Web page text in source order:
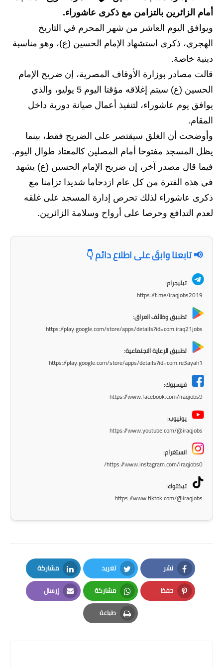
الاخبار الاقتصادية
الاخبار الرياضية
اخبار وقرارات وزارة التربية
نتائج الامتحانات
المرحلة الابتدائية
المرحلة المتوسطة
المرحلة الاعدادية
اسئلة وزارية
المرحلة المتوسطة
المرحلة الاعدادية
المرحلة المتوسطة
دروس
المرحلة الابتدائية
المرحلة المتوسطة
أمام الزائرين بالتزامن مع ذكرى عاشوراء.
ويوافق اليوم العاشر من شهر المحرم في التاريخ
الهجري، ذكرى استشهاد الإمام الحسين (ع)، وهو مناسبة
دينية خاصة.
قالت مصادر بوزارة الأوقاف المصرية، إن ضريح الإمام
الحسين (ع) سيتم إغلاقه مؤقتا اليوم 5 يوليو، والذي
يوافق يوم عاشوراء، لتنفيذ أعمال صيانة دورية داخل
المقام.
وأوضحت أن الغلق سيقتصر على الضريح فقط، بينما
يظل المسجد مفتوحا أمام المصلين كالمعتاد طوال اليوم.
فيما قال مصدر آخر، إن ضريح الإمام الحسين (ع) يشهد
في هذه الفترة من كل عام ازدحاما شديدا تزامنا مع
ذكرى عاشوراء لذلك تحرص إدارة المسجد على غلقه
لعدم التدافع وحرصا على أرواح وسلامة الزائرين.
📢 تابعنا وابقَ على اطلاع دائم 👇
تيليجرام:
https://t.me/iraqjobs2019
تطبيق وظائف العراق:
https://play.google.com/store/apps/details?id=com.iraq21jobs
تطبيق الرعاية الاجتماعية:
https://play.google.com/store/apps/details?id=com.re3ayah1
فيسبوك:
https://www.facebook.com/iraqjobs9
يوتيوب:
https://www.youtube.com/@iraqjobs
انستغرام:
https://www.instagram.com/iraqjobs0/
تيكتوك:
https://www.tiktok.com/@iraqjobs
نشر
Facebook
تغريد
Twitter
مشاركة
LinkedIn
حفظ
Pinterest
مشاركة
Whatsapp
إرسال
Email
طباعة
Print